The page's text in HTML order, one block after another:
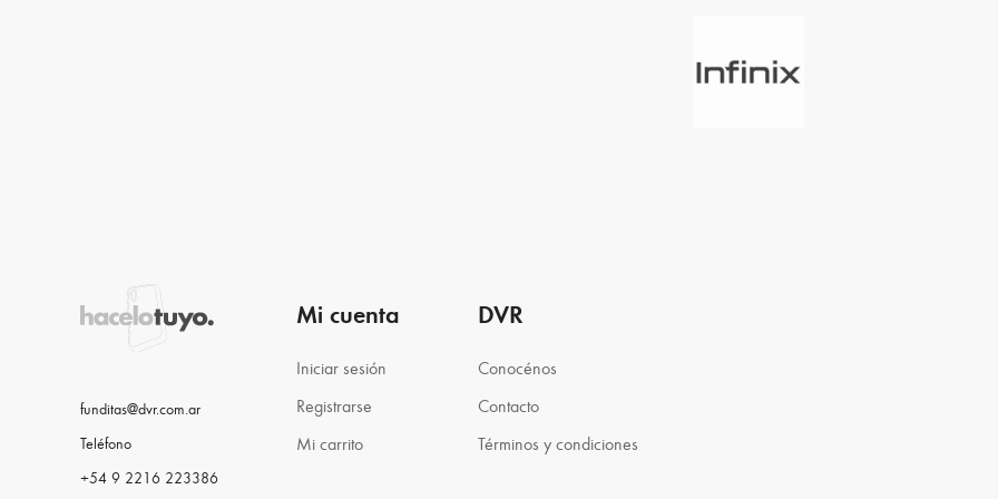
funditas@dvr.com.ar
Teléfono
+54 9 2216 223386
Mi cuenta
Iniciar sesión
Registrarse
Mi carrito
DVR
Conocénos
Contacto
Términos y condiciones